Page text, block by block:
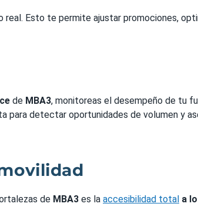
Esto te permite ajustar promociones,
de MBA3, monitoreas el desempeño de tu
detectar oportunidades de volumen y
de MBA3 es la accesibilidad total a